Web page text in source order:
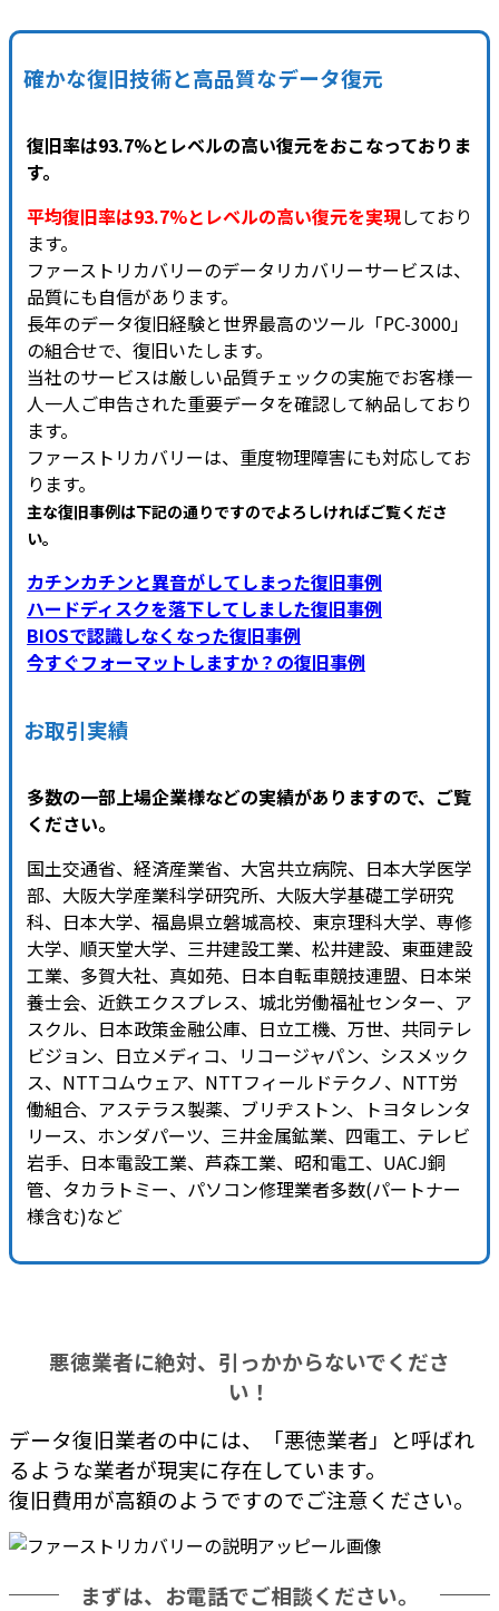
確かな復旧技術と高品質なデータ復元
復旧率は93.7%とレベルの高い復元をおこなっておりま
す。
平均復旧率は93.7%とレベルの高い復元を実現しており
ます。
ファーストリカバリーのデータリカバリーサービスは、
品質にも自信があります。
長年のデータ復旧経験と世界最高のツール「PC-3000」
の組合せで、復旧いたします。
当社のサービスは厳しい品質チェックの実施でお客様一
人一人ご申告された重要データを確認して納品しており
ます。
ファーストリカバリーは、重度物理障害にも対応してお
ります。
主な復旧事例は下記の通りですのでよろしければご覧くださ
い。
カチンカチンと異音がしてしまった復旧事例
ハードディスクを落下してしました復旧事例
BIOSで認識しなくなった復旧事例
今すぐフォーマットしますか？の復旧事例
お取引実績
多数の一部上場企業様などの実績がありますので、ご覧
ください。
国土交通省、経済産業省、大宮共立病院、日本大学医学
部、大阪大学産業科学研究所、大阪大学基礎工学研究
科、日本大学、福島県立磐城高校、東京理科大学、専修
大学、順天堂大学、三井建設工業、松井建設、東亜建設
工業、多賀大社、真如苑、日本自転車競技連盟、日本栄
養士会、近鉄エクスプレス、城北労働福祉センター、ア
スクル、日本政策金融公庫、日立工機、万世、共同テレ
ビジョン、日立メディコ、リコージャパン、シスメック
ス、NTTコムウェア、NTTフィールドテクノ、NTT労
働組合、アステラス製薬、ブリヂストン、トヨタレンタ
リース、ホンダパーツ、三井金属鉱業、四電工、テレビ
岩手、日本電設工業、芦森工業、昭和電工、UACJ銅
管、タカラトミー、パソコン修理業者多数(パートナー
様含む)など
悪徳業者に絶対、引っかからないでくださ
い！
データ復旧業者の中には、「悪徳業者」と呼ばれ
るような業者が現実に存在しています。
復旧費用が高額のようですのでご注意ください。
まずは、お電話でご相談ください。